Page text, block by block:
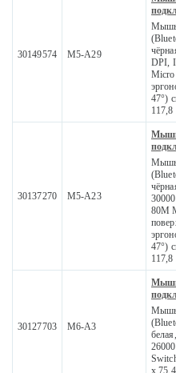
30149574 M5-A29
Мышь
DPI,
Micro
47°)
30137270 M5-A23
Мышь
Мышь
80M
47°)
30127703 M6-A3
Мышь
Мышь